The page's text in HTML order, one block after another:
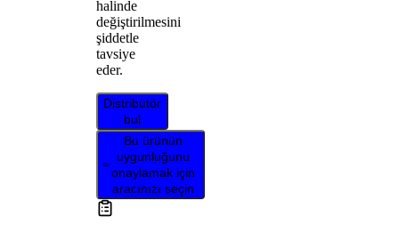
halinde
değiştirilmesini
şiddetle
tavsiye
eder.
Distribütör
bul
Bu ürünün
uygunluğunu
onaylamak için
aracınızı seçin